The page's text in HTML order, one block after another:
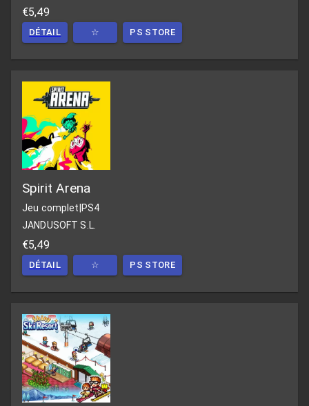
€5,49
DÉTAIL ☆ PS STORE
Spirit Arena
Jeu complet PS4
JANDUSOFT S.L.
€5,49
DÉTAIL ☆ PS STORE